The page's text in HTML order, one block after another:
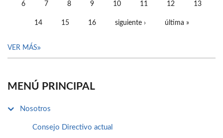
6 7 8 9 10 11 12 13
14 15 16 siguiente › última »
VER MÁS
MENÚ PRINCIPAL
Nosotros
Consejo Directivo actual